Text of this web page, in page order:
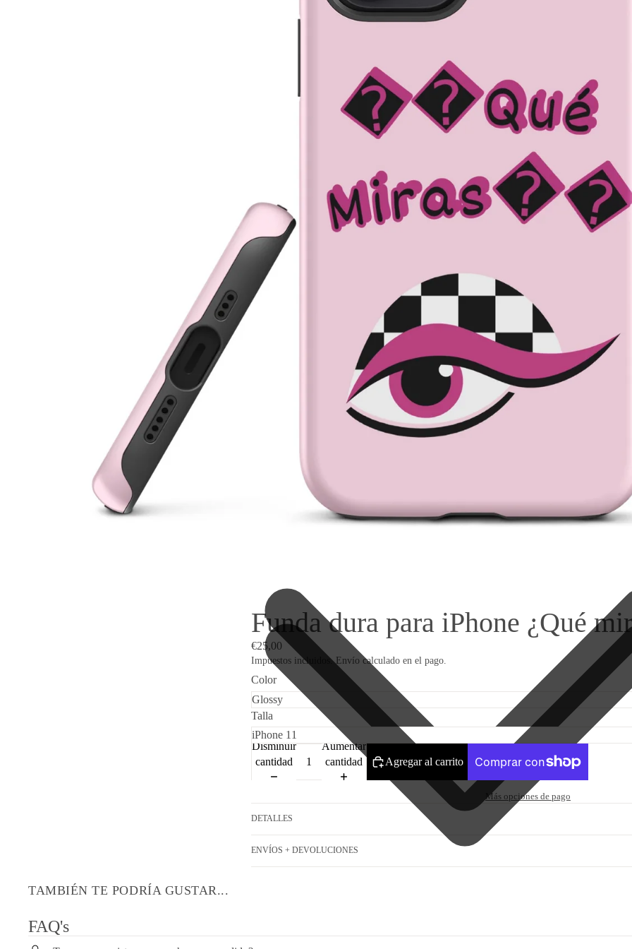
Funda dura para iPhone ¿Qué
€25,00
Impuestos incluidos. Envío calculado en el pago.
Color
Talla
Disminuir
cantidad
Aumentar
cantidad
Agregar al carrito
Más opciones de pago
DETALLES
ENVÍOS + DEVOLUCIONES
TAMBIÉN TE PODRÍA GUSTAR...
FAQ's